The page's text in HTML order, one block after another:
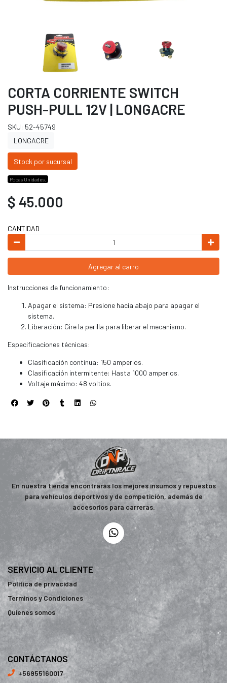
CORTA CORRIENTE SWITCH
PUSH-PULL 12V | LONGACRE
SKU: 52-45749
LONGACRE
Stock por sucursal
Pocas Unidades.
$ 45.000
CANTIDAD
Agregar al carro
Instrucciones de funcionamiento:
Apagar el sistema: Presione hacia abajo para apagar el
sistema.
Liberación: Gire la perilla para liberar el mecanismo.
Especificaciones técnicas:
Clasificación continua: 150 amperios.
Clasificación intermitente: Hasta 1000 amperios.
Voltaje máximo: 48 voltios.
En nuestra tienda encontrarás los mejores insumos y repuestos
para vehículos deportivos y de competición, además de
accesorios para carreras.
SERVICIO AL CLIENTE
Política de privacidad
Terminos y Condiciones
Quienes somos
CONTÁCTANOS
+56955160017